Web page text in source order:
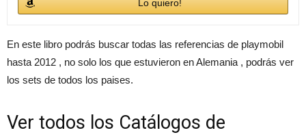
Lo quiero!
En este libro podrás buscar todas las referencias de playmobil
hasta 2012 , no solo los que estuvieron en Alemania , podrás ver
los sets de todos los paises.
Ver todos los Catálogos de